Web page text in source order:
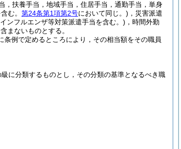
，扶養手当，地域手当，住居手当，通勤手当，単身
む。 第24条第1項第2号において同じ。) ，災害派遣
ンフルエンザ等対策派遣手当を含む。) ，時間外勤
まないものとする。
例で定めるところにより，その相当額をその職員
に分類するものとし，その分類の基準となるべき職